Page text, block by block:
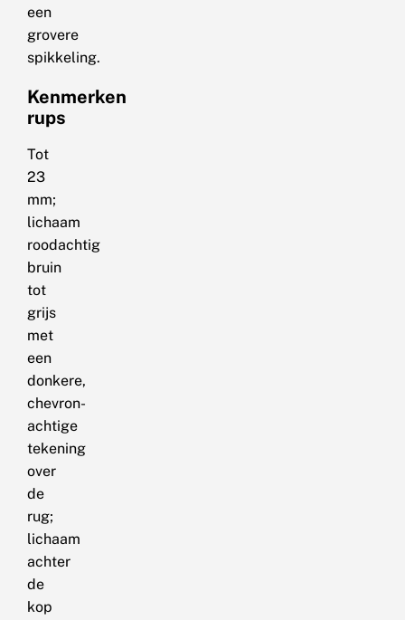
een
grovere
spikkeling.
Kenmerken
rups
Tot
23
mm;
lichaam
roodachtig
bruin
tot
grijs
met
een
donkere,
chevron-
achtige
tekening
over
de
rug;
lichaam
achter
de
kop